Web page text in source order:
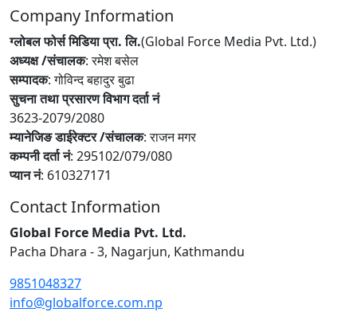
Company Information
ग्लोबल फोर्स मिडिया प्रा. लि.(Global Force Media Pvt. Ltd.)
अध्यक्ष /संचालक: रमेश बसेल
सम्पादक: गोविन्द बहादुर बुढा
सुचना तथा प्रसारण विभाग दर्ता नं
3623-2079/2080
म्यानेजिङ डाईरेक्टर /संचालक: राजन मगर
कम्पनी दर्ता नं: 295102/079/080
प्यान नं: 610327171
Contact Information
Global Force Media Pvt. Ltd.
Pacha Dhara - 3, Nagarjun, Kathmandu
9851048327
info@globalforce.com.np